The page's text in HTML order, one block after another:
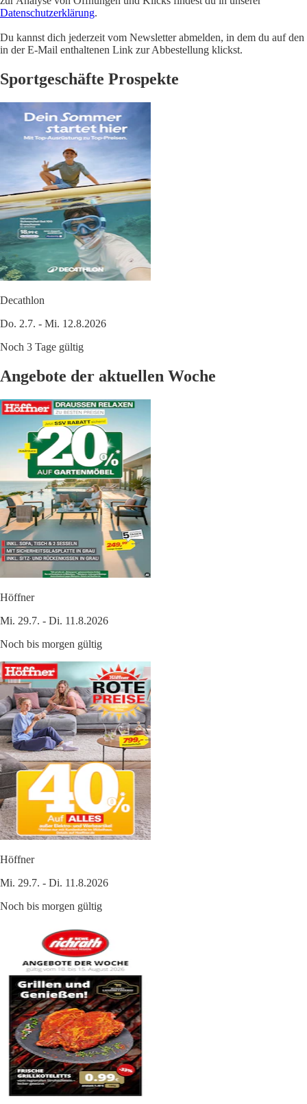
Datenschutzerklärung.
Du kannst dich jederzeit vom Newsletter abmelden, in dem du auf den
in der E-Mail enthaltenen Link zur Abbestellung klickst.
Sportgeschäfte Prospekte
Decathlon
Do. 2.7. - Mi. 12.8.2026
Noch 3 Tage gültig
Angebote der aktuellen Woche
Höffner
Mi. 29.7. - Di. 11.8.2026
Noch bis morgen gültig
Höffner
Mi. 29.7. - Di. 11.8.2026
Noch bis morgen gültig